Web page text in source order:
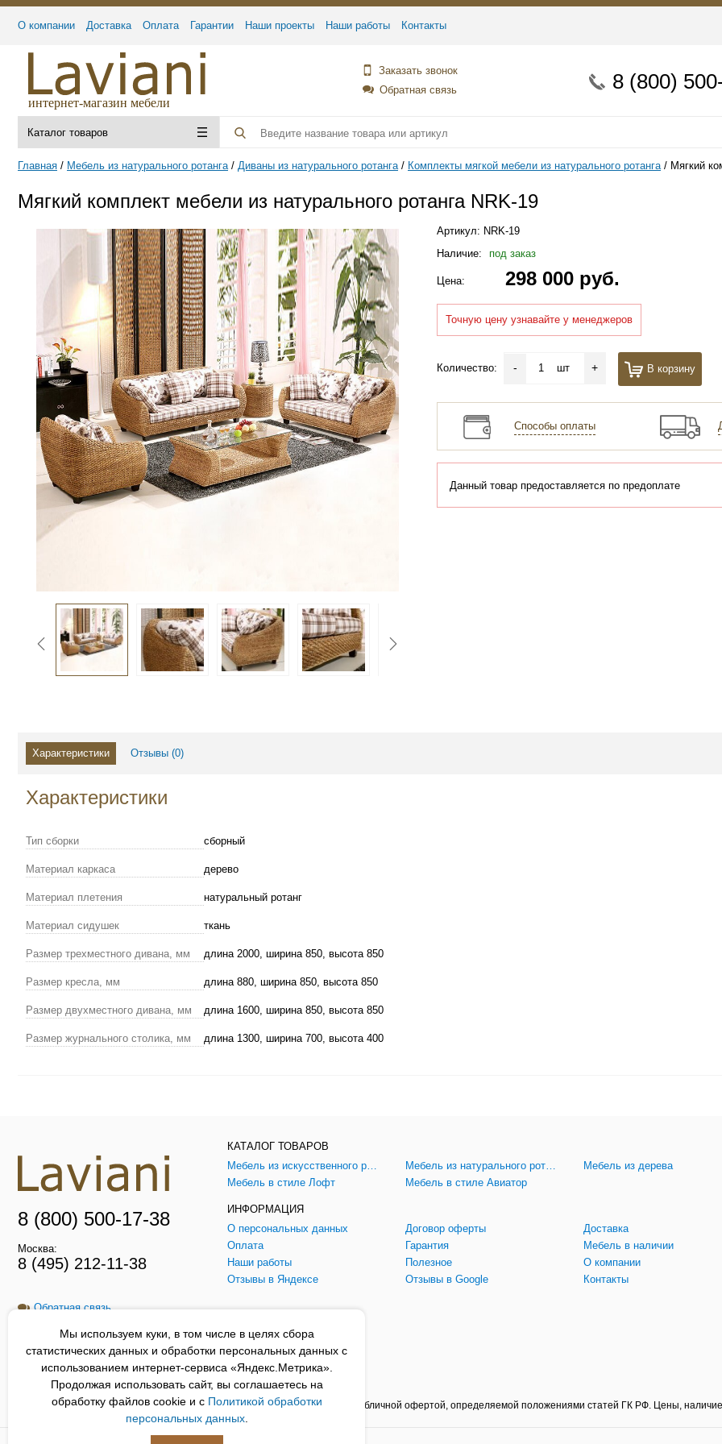
О компании Доставка Оплата Гарантии Наши проекты Наши работы Контакты
интернет-магазин мебели
Заказать звонок
Обратная связь
8 (800)
Каталог товаров
Главная Мебель из натурального ротанга Диваны из натурального ротанга Комплекты мягкой мебели из натурального ротанга Мягкий
Мягкий комплект мебели из натурального ротанга NRK-19
Артикул: NRK-19
Наличие:
под заказ
Цена: 298 000 руб.
Точную цену узнавайте у менеджеров
Количество: - шт + В корзину
Способы оплаты
Данный товар предоставляется по предоплате
Характеристики Отзывы (0)
Характеристики
Тип сборки сборный
Материал каркаса дерево
Материал плетения натуральный ротанг
Материал сидушек ткань
Размер трехместного дивана, мм длина 2000, ширина 850, высота 850
Размер кресла, мм длина 880, ширина 850, высота 850
Размер двухместного дивана, мм длина 1600, ширина 850, высота 850
Размер журнального столика, мм длина 1300, ширина 700, высота 400
Мы используем куки, в том числе в целях сбора
статистических данных и обработки персональных данных с
использованием интернет-сервиса «Яндекс.Метрика».
Продолжая использовать сайт, вы соглашаетесь на
обработку файлов cookie и с Политикой обработки
персональных данных.
8 (800) 500-17-38
Москва:
8 (495) 212-11-38
Обратная связь
Заказать звонок
КАТАЛОГ ТОВАРОВ
Мебель из натурального ротанга
Мебель из дерева
Мебель в стиле Лофт
Мебель в стиле Авиатор
ИНФОРМАЦИЯ
О персональных данных
Договор оферты
Доставка
Оплата
Гарантия
Мебель в наличии
Наши работы
Полезное
О компании
Отзывы в Яндексе
Отзывы в Google Контакты
Сайт Laviani.ru носит только информационный характер, и не является публичной офертой, определяемой положениями статей ГК РФ. Цены,